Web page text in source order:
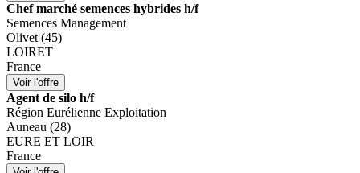
Chef marché semences hybrides h/f
Semences Management
Olivet (45)
LOIRET
France
Agent de silo h/f
Région Eurélienne Exploitation
Auneau (28)
EURE ET LOIR
France